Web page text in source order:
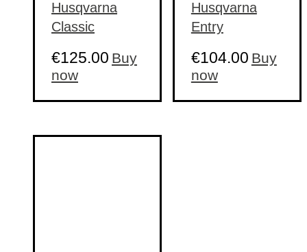
Husqvarna
Classic
€125.00 Buy
nowThis
product
has
The
Husqvarna
Entry
€104.00 Buy
nowThis
product
has